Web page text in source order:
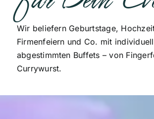
Wir beliefern Geburtstage,
Firmenfeiern und Co. mit individuell
abgestimmten Buffets – von
Currywurst.